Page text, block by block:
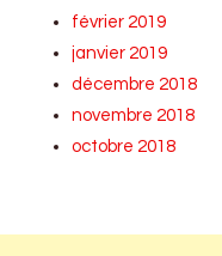
février 2019
janvier 2019
décembre 2018
novembre 2018
octobre 2018